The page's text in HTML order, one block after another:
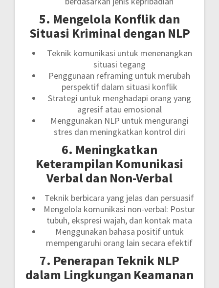
5. Mengelola Konflik dan
Situasi Kriminal dengan NLP
Teknik komunikasi untuk menenangkan
situasi tegang
Penggunaan reframing untuk merubah
perspektif dalam situasi konflik
Strategi untuk menghadapi orang yang
agresif atau emosional
Menggunakan NLP untuk mengurangi
stres dan meningkatkan kontrol diri
6. Meningkatkan
Keterampilan Komunikasi
Verbal dan Non-Verbal
Teknik berbicara yang jelas dan persuasif
Mengelola komunikasi non-verbal: Postur
tubuh, ekspresi wajah, dan kontak mata
Menggunakan bahasa positif untuk
mempengaruhi orang lain secara efektif
7. Penerapan Teknik NLP
dalam Lingkungan Keamanan